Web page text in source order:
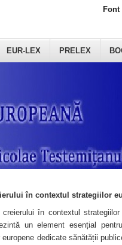
EUR-LEX PRELEX
Font
în contextul strategiilor
în contextul
un element esențial
dedicate sănătății